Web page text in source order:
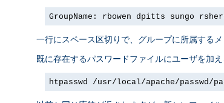
GroupName: rbowen dpitts sungo
一行にスペース区切りで、グループに所属する
既に存在するパスワードファイルにユーザを加
htpasswd /usr/local/apache/passwd/